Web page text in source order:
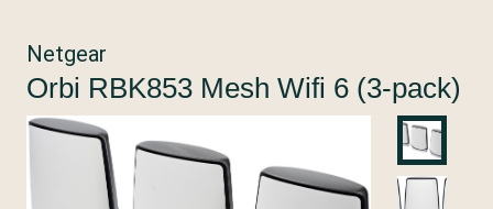
Netgear
Orbi RBK853 Mesh Wifi 6 (3-pack)